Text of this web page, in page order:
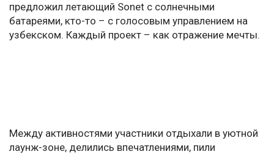
предложил летающий Sonet с солнечными
батареями, кто-то – с голосовым управлением на
узбекском. Каждый проект – как отражение мечты.
Между активностями участники отдыхали в уютной
лаунж-зоне, делились впечатлениями, пили